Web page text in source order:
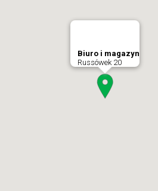
Biuro i magazyn
Russówek 20